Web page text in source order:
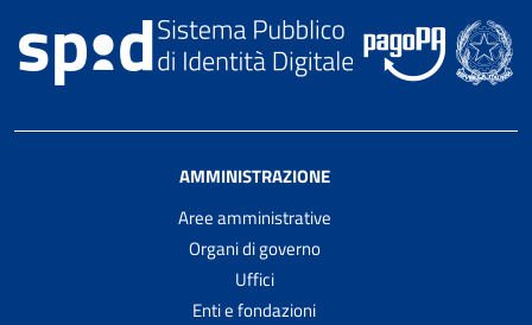
AMMINISTRAZIONE
Aree amministrative
Organi di governo
Uffici
Enti e fondazioni